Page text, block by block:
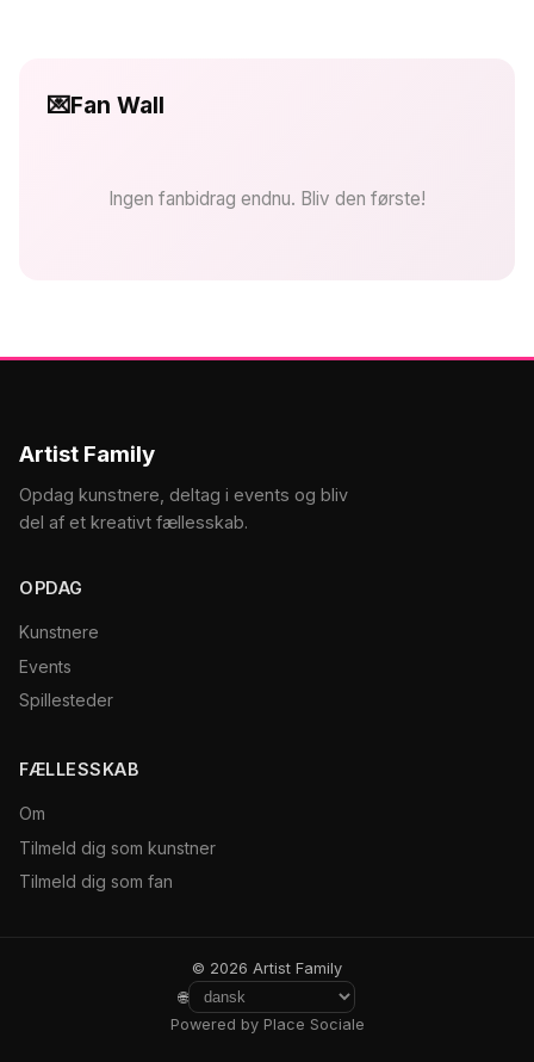
💌Fan Wall
Ingen fanbidrag endnu. Bliv den første!
Artist Family
Opdag kunstnere, deltag i events og bliv
del af et kreativt fællesskab.
OPDAG
Kunstnere
Events
Spillesteder
FÆLLESSKAB
Om
Tilmeld dig som kunstner
Tilmeld dig som fan
© 2026 Artist Family
🌐
Powered by Place Sociale